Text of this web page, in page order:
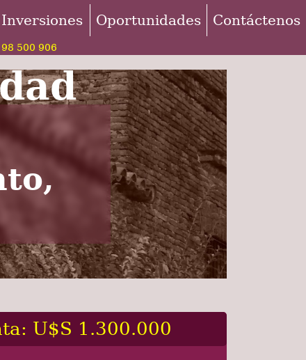
Inversiones Oportunidades Contáctenos
500 906
U$S 1.300.000